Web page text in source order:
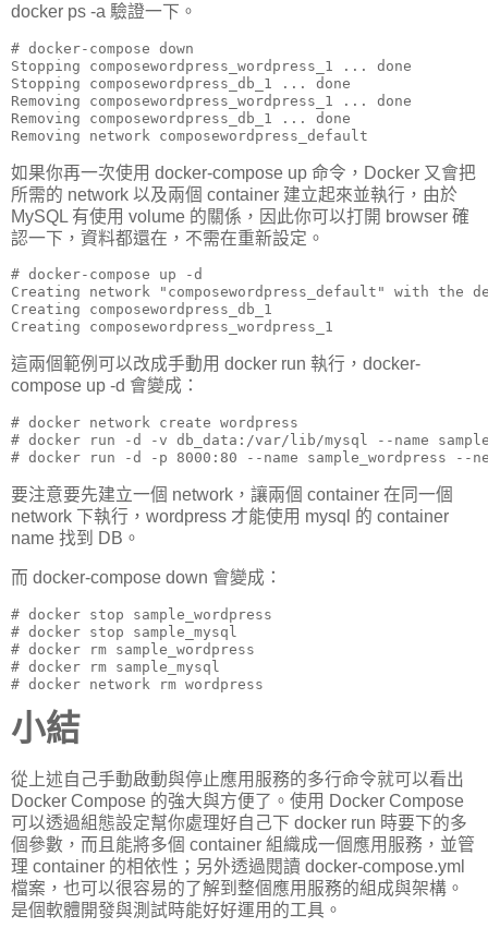
docker ps -a 驗證一下。
# docker-compose down
Stopping composewordpress_wordpress_1 ... done
Stopping composewordpress_db_1 ... done
Removing composewordpress_wordpress_1 ... done
Removing composewordpress_db_1 ... done
Removing network composewordpress_default
如果你再一次使用 docker-compose up 命令，Docker 又會把
所需的 network 以及兩個 container 建立起來並執行，由於
MySQL 有使用 volume 的關係，因此你可以打開 browser 確
認一下，資料都還在，不需在重新設定。
# docker-compose up -d
Creating network "composewordpress_default" with the
Creating composewordpress_db_1
Creating composewordpress_wordpress_1
這兩個範例可以改成手動用 docker run 執行，docker-
compose up -d 會變成：
# docker network create wordpress
# docker run -d -v db_data:/var/lib/mysql --name
# docker run -d -p 8000:80 --name sample_wordpress --
要注意要先建立一個 network，讓兩個 container 在同一個
network 下執行，wordpress 才能使用 mysql 的 container
name 找到 DB。
而 docker-compose down 會變成：
# docker stop sample_wordpress
# docker stop sample_mysql
# docker rm sample_wordpress
# docker rm sample_mysql
# docker network rm wordpress
小結
從上述自己手動啟動與停止應用服務的多行命令就可以看出
Docker Compose 的強大與方便了。使用 Docker Compose
可以透過組態設定幫你處理好自己下 docker run 時要下的多
個參數，而且能將多個 container 組織成一個應用服務，並管
理 container 的相依性；另外透過閱讀 docker-compose.yml
檔案，也可以很容易的了解到整個應用服務的組成與架構。
是個軟體開發與測試時能好好運用的工具。